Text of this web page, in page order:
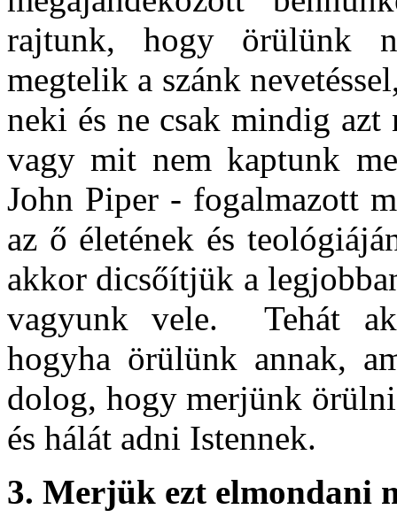
rajtunk, hogy örülünk
megtelik a szánk
neki és ne csak mindig
vagy mit nem kaptunk
John Piper - fogalmazott
az ő életének és
akkor dicsőítjük a
vagyunk vele. Tehát
hogyha örülünk annak,
dolog, hogy merjünk
és hálát adni Istennek.
3. Merjük ezt elmondani